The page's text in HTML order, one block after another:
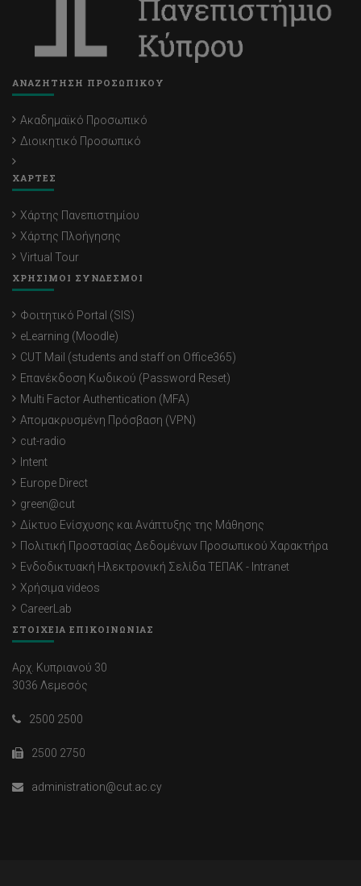
ΑΝΑΖΗΤΗΣΗ ΠΡΟΣΩΠΙΚΟΥ
Ακαδημαϊκό Προσωπικό
Διοικητικό Προσωπικό
ΧΑΡΤΕΣ
Χάρτης Πανεπιστημίου
Χάρτης Πλοήγησης
Virtual Tour
ΧΡΗΣΙΜΟΙ ΣΥΝΔΕΣΜΟΙ
Φοιτητικό Portal (SIS)
eLearning (Moodle)
CUT Mail (students and staff on Office365)
Επανέκδοση Κωδικού (Password Reset)
Multi Factor Authentication (MFA)
Απομακρυσμένη Πρόσβαση (VPN)
cut-radio
Intent
Europe Direct
green@cut
Δίκτυο Ενίσχυσης και Ανάπτυξης της Μάθησης
Πολιτική Προστασίας Δεδομένων Προσωπικού Χαρακτήρα
Ενδοδικτυακή Ηλεκτρονική Σελίδα ΤΕΠΑΚ - Intranet
Χρήσιμα videos
CareerLab
ΣΤΟΙΧΕΙΑ ΕΠΙΚΟΙΝΩΝΙΑΣ
Αρχ. Κυπριανού 30
3036 Λεμεσός
2500 2500
2500 2750
administration@cut.ac.cy